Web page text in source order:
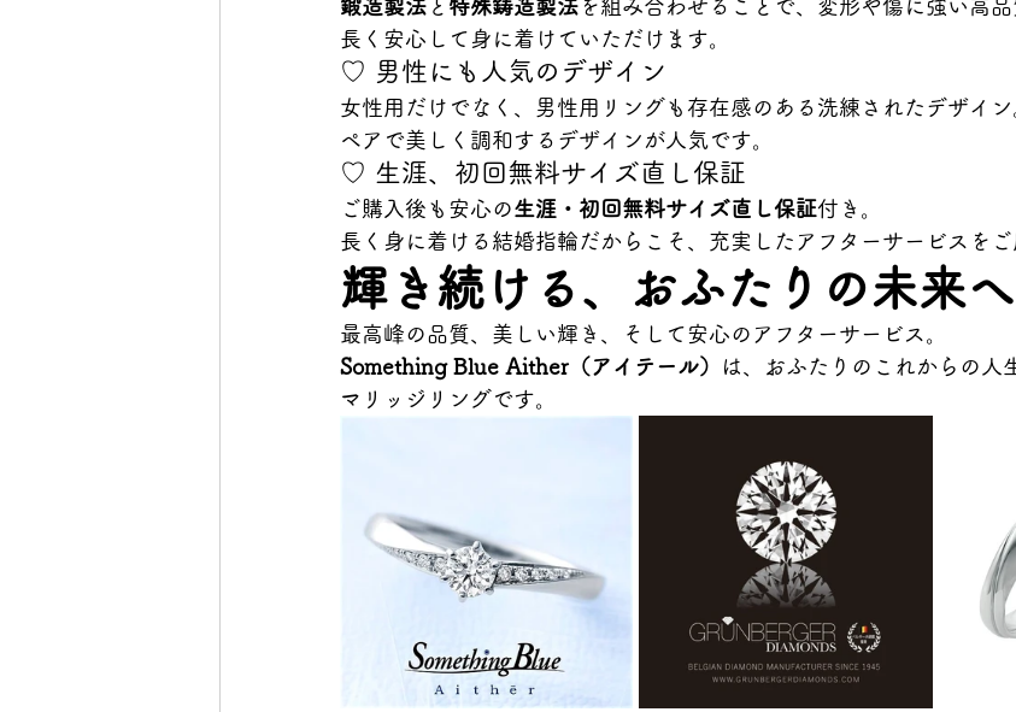
鍛造製法 と 特殊鋳造製法 を組み合わせることで、変形や傷に強い高品
長く安心して身に着けていただけます。
♡ 男性にも人気のデザイン
女性用だけでなく、男性用リングも存在感のある洗練されたデザイン
ペアで美しく調和するデザインが人気です。
♡ 生涯、初回無料サイズ直し保証
ご購入後も安心の生涯・初回無料サイズ直し保証付き。
長く身に着ける結婚指輪だからこそ、充実したアフターサービスをご
輝き続ける、おふたりの未来へ
最高峰の品質、美しい輝き、そして安心のアフターサービス。
Something Blue Aither（アイテール）
は、おふたりのこれからの人
マリッジリングです。